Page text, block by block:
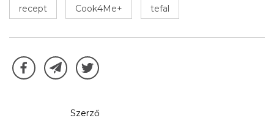
recept Cook4Me+ tefal
Szerző